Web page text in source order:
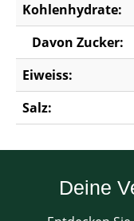
Kohlenhydrate:
Davon Zucker:
Eiweiss:
Salz:
Deine